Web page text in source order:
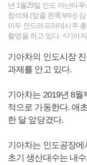
년 1월29일 인도 아난타
참석해 (앞줄 왼쪽부터)
이두 안드라프라데시주
촬영을 하고 있다. <기아
기아차의 인도시장
과제를 안고 있다.
기아차는 2019년 8
적으로 가동한다. 애
한 달 앞당겼다.
기아차는 인도공장에
초기 생산대수는 내